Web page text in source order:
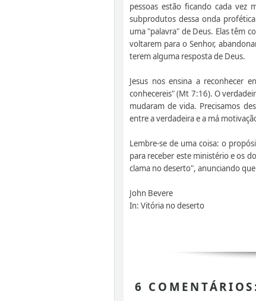
pessoas estão ficando cada vez
subprodutos dessa onda
uma "palavra" de Deus. Elas têm
voltarem para o Senhor,
terem alguma resposta de Deus.
Jesus nos ensina a reconhecer
conhecereis" (Mt 7:16). O
mudaram de vida. Precisamos
entre a verdadeira e a má
Lembre-se de uma coisa: o
para receber este ministério e os
clama no deserto", anunciando
John Bevere
In: Vitória no deserto
6